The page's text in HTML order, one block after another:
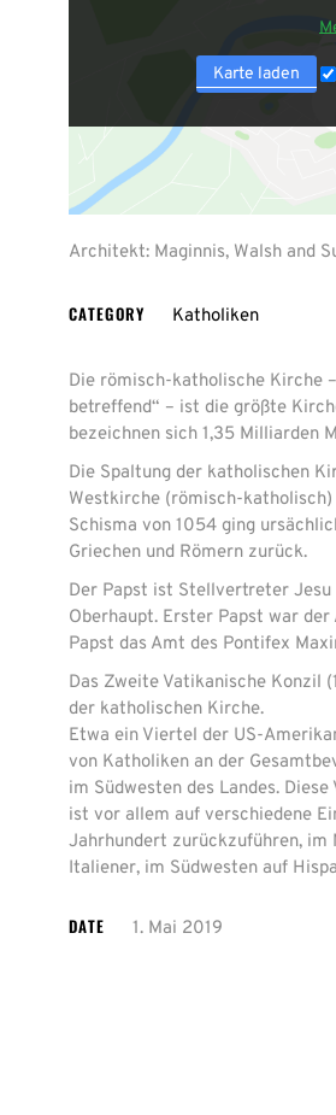
Karte laden
Architekt: Maginnis, Walsh and
CATEGORY Katholiken
Die römisch-katholische Kirche
betreffend“ – ist die größte
bezeichnen sich 1,35 Milliarden
Die Spaltung der katholischen
Westkirche (römisch-
Schisma von 1054 ging
Griechen und Römern zurück.
Der Papst ist Stellvertreter Jesu
Oberhaupt. Erster Papst war
Papst das Amt des Pontifex
Das Zweite Vatikanische Konzil
der katholischen Kirche.
Etwa ein Viertel der US-
von Katholiken an der
im Südwesten des Landes.
ist vor allem auf verschiedene
Jahrhundert zurückzuführen, im
Italiener, im Südwesten auf
DATE 1. Mai 2019